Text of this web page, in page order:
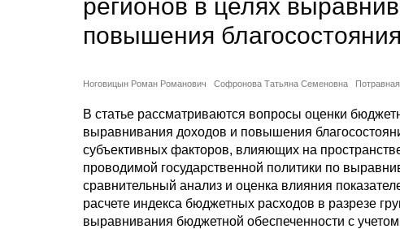
регионов в целях
повышения
Ноговицын Роман Романович Софронова Татьяна Семеновна
В статье рассматриваются вопросы оценки
выравнивания доходов и повышения
субъективных факторов, влияющих на
проводимой государственной политики по
сравнительный анализ и оценка влияния
расчете индекса бюджетных расходов в разрезе
выравнивания бюджетной обеспеченности с